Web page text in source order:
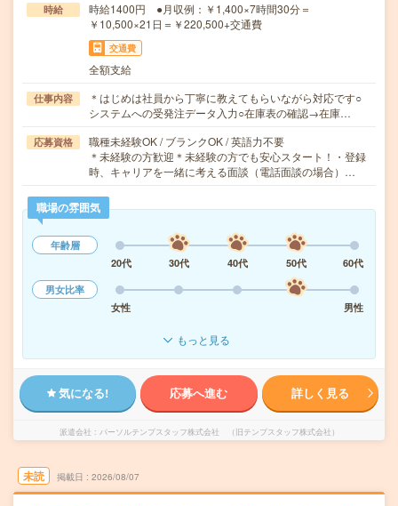
時給
時給1400円 ●月収例：￥1,400×7時間30分＝
￥10,500×21日＝￥220,500+交通費
交通費
全額支給
仕事内容
＊はじめは社員から丁寧に教えてもらいながら対応です○
システムへの受発注データ入力○在庫表の確認→在庫…
応募資格
職種未経験OK / ブランクOK / 英語力不要
＊未経験の方歓迎＊未経験の方でも安心スタート！・登録
時、キャリアを一緒に考える面談（電話面談の場合）…
職場の雰囲気
年齢層
20代
30代 40代 50代
60代
男女比率
女性
男性
もっと見る
気になる! 応募へ進む 詳しく見る
派遣会社 パーソルテンプスタッフ株式会社 （旧テンプスタッフ株式会社）
未読 掲載日 2026/08/07